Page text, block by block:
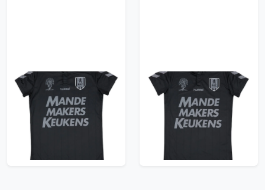
2016-17 RKC Waalwijk
Away Shirt - 9/10 -
(Women's L)
35.99£ · ca. €42
2016-17 RKC Waalwijk
Away Shirt - 8/10 -
(Women's L)
35.99£ · ca. €42